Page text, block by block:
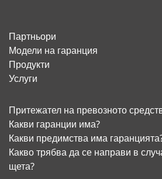
Партньори
Модели на гаранция
Продукти
Услуги
Притежател на превозното
Какви гаранции има?
Какви предимства има
Какво трябва да се направи в
щета?